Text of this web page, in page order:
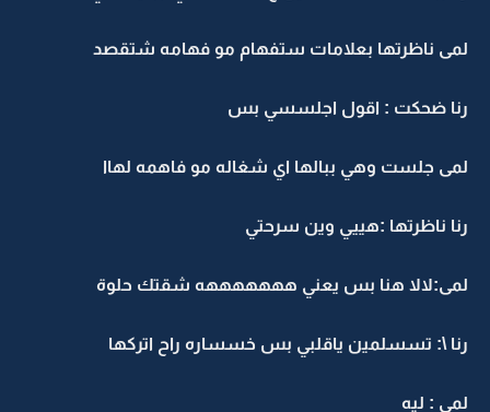
لمى ناظرتها بعلامات ستفهام مو فهامه شتقصد
رنا ضحكت : اقول اجلسسي بس
لمى جلست وهي ببالها اي شغاله مو فاهمه لهاا
رنا ناظرتها :هييي وين سرحتي
لمى:لالا هنا بس يعني هههههههه شقتك حلوة
رنا \: تسسلمين ياقلبي بس خسساره راح اتركها
لمى : ليه